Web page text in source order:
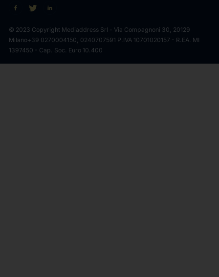
© 2023 Copyright Mediaddress Srl - Via Compagnoni 30, 20129
Milano+39 0270004150, 0240707591 P.IVA 10701020157 - R.EA. MI
1397450 - Cap. Soc. Euro 10.400